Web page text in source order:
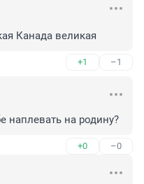
Канада великая
+1 –1
наплевать на родину?
+0 –0